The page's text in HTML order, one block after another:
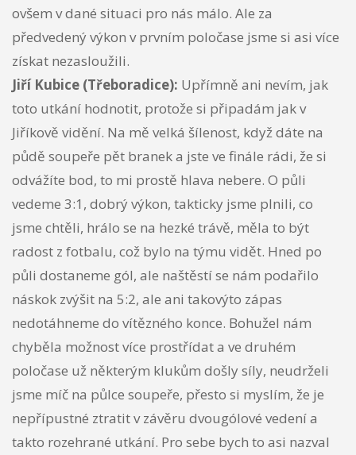
ovšem v dané situaci pro nás málo. Ale za
předvedený výkon v prvním poločase jsme si asi více
získat nezasloužili.
Jiří Kubice (Třeboradice): Upřímně ani nevím, jak
toto utkání hodnotit, protože si připadám jak v
Jiříkově vidění. Na mě velká šílenost, když dáte na
půdě soupeře pět branek a jste ve finále rádi, že si
odvážíte bod, to mi prostě hlava nebere. O půli
vedeme 3:1, dobrý výkon, takticky jsme plnili, co
jsme chtěli, hrálo se na hezké trávě, měla to být
radost z fotbalu, což bylo na týmu vidět. Hned po
půli dostaneme gól, ale naštěstí se nám podařilo
náskok zvýšit na 5:2, ale ani takovýto zápas
nedotáhneme do vítězného konce. Bohužel nám
chyběla možnost více prostřídat a ve druhém
poločase už některým klukům došly síly, neudrželi
jsme míč na půlce soupeře, přesto si myslím, že je
nepřípustné ztratit v závěru dvougólové vedení a
takto rozehrané utkání. Pro sebe bych to asi nazval